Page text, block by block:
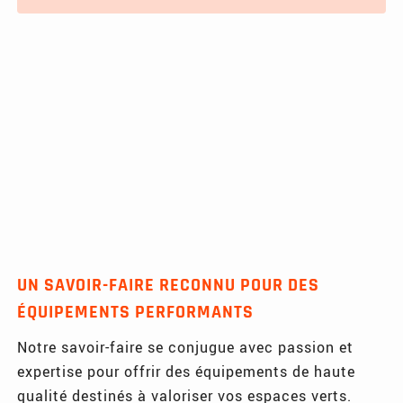
UN SAVOIR-FAIRE RECONNU POUR DES
ÉQUIPEMENTS PERFORMANTS
Notre savoir-faire se conjugue avec passion et
expertise pour offrir des équipements de haute
qualité destinés à valoriser vos espaces verts.